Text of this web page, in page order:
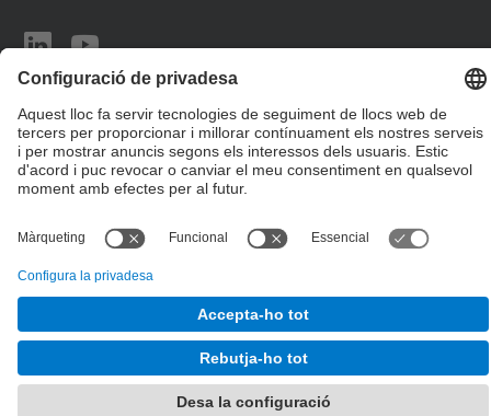
© UPC
Mapa del lloc
Accessibilitat
Avís legal